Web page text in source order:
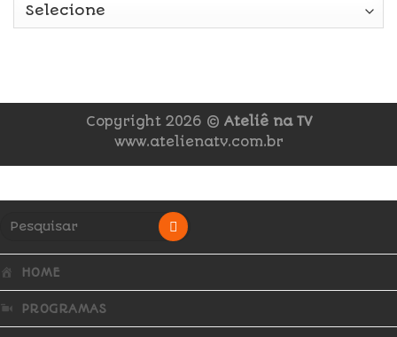
Copyright 2026 © Ateliê na TV
www.atelienatv.com.br
HOME
PROGRAMAS